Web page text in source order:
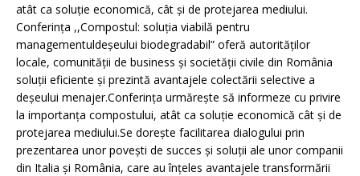
atât ca soluţie economică, cât şi de protejarea mediului.
Conferinţa ,,Compostul: soluţia viabilă pentru
managementuldeşeului biodegradabil” oferă autorităţilor
locale, comunităţii de business şi societăţii civile din România
soluţii eficiente şi prezintă avantajele colectării selective a
deşeului menajer.Conferinţa urmăreşte să informeze cu privire
la importanţa compostului, atât ca soluţie economică cât şi de
protejarea mediului.Se doreşte facilitarea dialogului prin
prezentarea unor poveşti de succes şi soluţii ale unor companii
din Italia şi România, care au înţeles avantajele transformării